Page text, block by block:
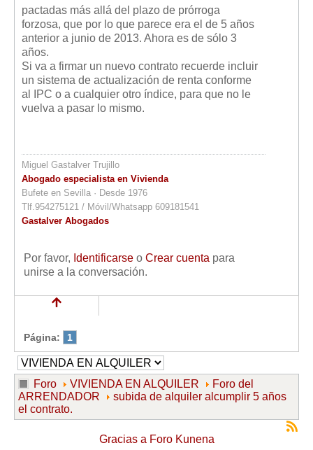
pactadas más allá del plazo de prórroga
forzosa, que por lo que parece era el de 5 años
anterior a junio de 2013. Ahora es de sólo 3
años.
Si va a firmar un nuevo contrato recuerde incluir
un sistema de actualización de renta conforme
al IPC o a cualquier otro índice, para que no le
vuelva a pasar lo mismo.
Miguel Gastalver Trujillo
Abogado especialista en Vivienda
Bufete en Sevilla · Desde 1976
Tlf.954275121 / Móvil/Whatsapp 609181541
Gastalver Abogados
Por favor, Identificarse o Crear cuenta para
unirse a la conversación.
Página: 1
Foro VIVIENDA EN ALQUILER
Foro del
ARRENDADOR
subida de alquiler alcumplir 5 años
el contrato.
Gracias a Foro Kunena